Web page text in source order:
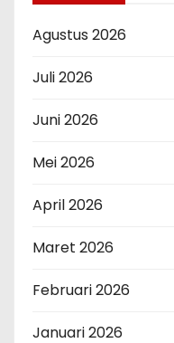
Agustus 2026
Juli 2026
Juni 2026
Mei 2026
April 2026
Maret 2026
Februari 2026
Januari 2026